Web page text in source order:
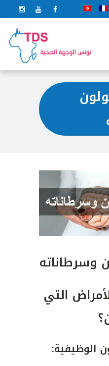
وسرطاناته
التي
الوظيفية: